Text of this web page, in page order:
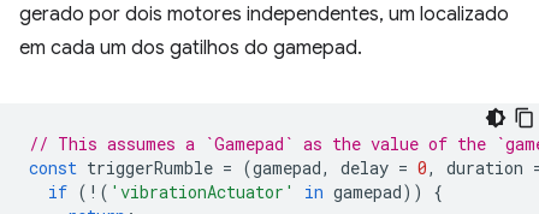
gerado por dois motores independentes, um localizado
em cada um dos gatilhos do gamepad.
// This assumes a `Gamepad` as the value of the
const triggerRumble = (gamepad, delay = 0, duration
if ( ! ( 'vibrationActuator' in gamepad))
{